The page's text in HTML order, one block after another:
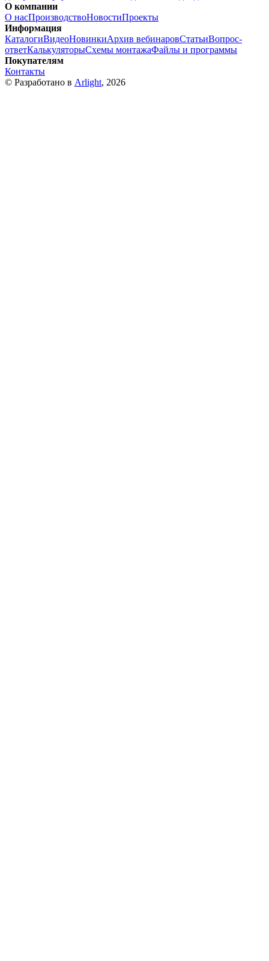
О компании
О насПроизводствоНовостиПроекты
Информация
КаталогиВидеоНовинкиАрхив вебинаровСтатьиВопрос-
ответКалькуляторыСхемы монтажаФайлы и программы
Покупателям
Контакты
© Разработано в Arlight, 2026